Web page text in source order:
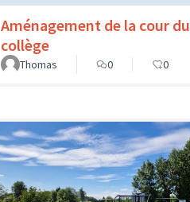
Aménagement de la cour du
collège
Thomas
0 0